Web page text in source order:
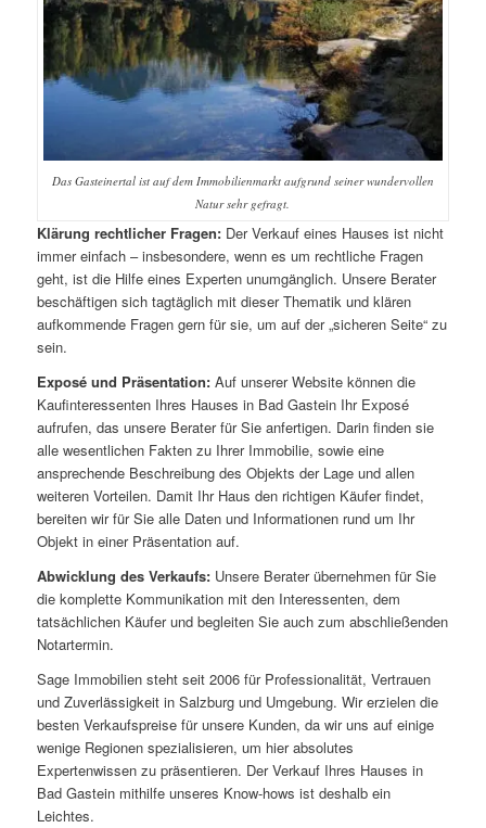
Das Gasteinertal ist auf dem Immobilienmarkt aufgrund seiner wundervollen
Natur sehr gefragt.
Klärung rechtlicher Fragen:Der Verkauf eines Hauses ist nicht
immer einfach – insbesondere, wenn es um rechtliche Fragen
geht, ist die Hilfe eines Experten unumgänglich. Unsere Berater
beschäftigen sich tagtäglich mit dieser Thematik und klären
aufkommende Fragen gern für sie, um auf der „sicheren Seite“ zu
sein.
Exposé und Präsentation:Auf unserer Website können die
Kaufinteressenten Ihres Hauses in Bad Gastein Ihr Exposé
aufrufen, das unsere Berater für Sie anfertigen. Darin finden sie
alle wesentlichen Fakten zu Ihrer Immobilie, sowie eine
ansprechende Beschreibung des Objekts der Lage und allen
weiteren Vorteilen. Damit Ihr Haus den richtigen Käufer findet,
bereiten wir für Sie alle Daten und Informationen rund um Ihr
Objekt in einer Präsentation auf.
Abwicklung des Verkaufs:Unsere Berater übernehmen für Sie
die komplette Kommunikation mit den Interessenten, dem
tatsächlichen Käufer und begleiten Sie auch zum abschließenden
Notartermin.
Sage Immobilien steht seit 2006 für Professionalität, Vertrauen
und Zuverlässigkeit in Salzburg und Umgebung. Wir erzielen die
besten Verkaufspreise für unsere Kunden, da wir uns auf einige
wenige Regionen spezialisieren, um hier absolutes
Expertenwissen zu präsentieren. Der Verkauf Ihres Hauses in
Bad Gastein mithilfe unseres Know-hows ist deshalb ein
Leichtes.